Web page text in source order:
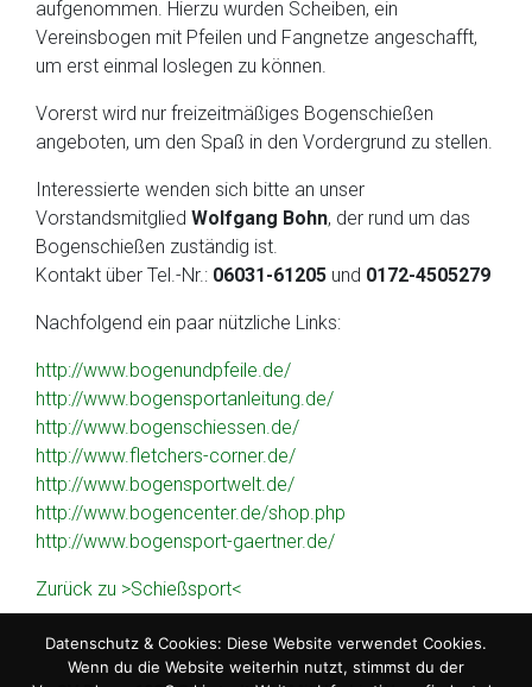
aufgenommen. Hierzu wurden Scheiben, ein
Vereinsbogen mit Pfeilen und Fangnetze angeschafft,
um erst einmal loslegen zu können.
Vorerst wird nur freizeitmäßiges Bogenschießen
angeboten, um den Spaß in den Vordergrund zu stellen.
Interessierte wenden sich bitte an unser
Vorstandsmitglied Wolfgang Bohn, der rund um das
Bogenschießen zuständig ist.
Kontakt über Tel.-Nr.: 06031-61205 und 0172-4505279
Nachfolgend ein paar nützliche Links:
http://www.bogenundpfeile.de/
http://www.bogensportanleitung.de/
http://www.bogenschiessen.de/
http://www.fletchers-corner.de/
http://www.bogensportwelt.de/
http://www.bogencenter.de/shop.php
http://www.bogensport-gaertner.de/
Zurück zu >Schießsport<
Datenschutz & Cookies: Diese Website verwendet Cookies.
Wenn du die Website weiterhin nutzt, stimmst du der